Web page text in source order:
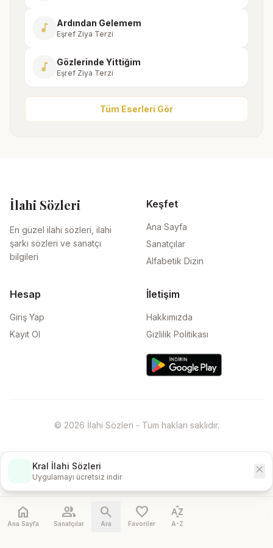
music_note Ardından Gelemem
Eşref Ziya Terzi
music_note Gözlerinde Yittiğim
Eşref Ziya Terzi
Tüm Eserleri Gör
İlahi Sözleri
En güzel ilahi sözleri, ilahi
şarkı sözleri ve sanatçı
bilgileri
Keşfet
Ana Sayfa
Sanatçılar
Alfabetik Dizin
Hesap
Giriş Yap
Kayıt Ol
İletişim
Hakkımızda
Gizlilik Politikası
© 2026 İlahi Sözleri - Tüm hakları saklıdır.
Kral İlahi Sözleri
Uygulamayı ücretsiz indir
close
home
Ana Sayfa
people
Sanatçılar
search
Ara
favorite
Favoriler
sort_by_alpha
A-Z